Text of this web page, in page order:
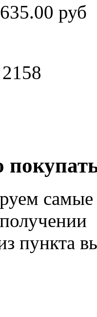
руб
пункта